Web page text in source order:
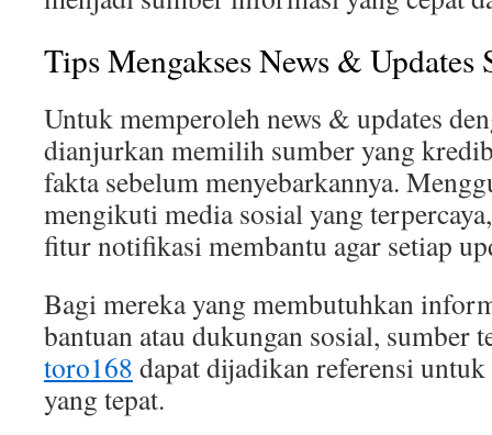
Tips Mengakses News & Updates
Untuk memperoleh news & updates
dianjurkan memilih sumber yang
fakta sebelum menyebarkannya.
mengikuti media sosial yang
fitur notifikasi membantu agar setiap
Bagi mereka yang membutuhkan
bantuan atau dukungan sosial, sumber
toro168 dapat dijadikan referensi
yang tepat.